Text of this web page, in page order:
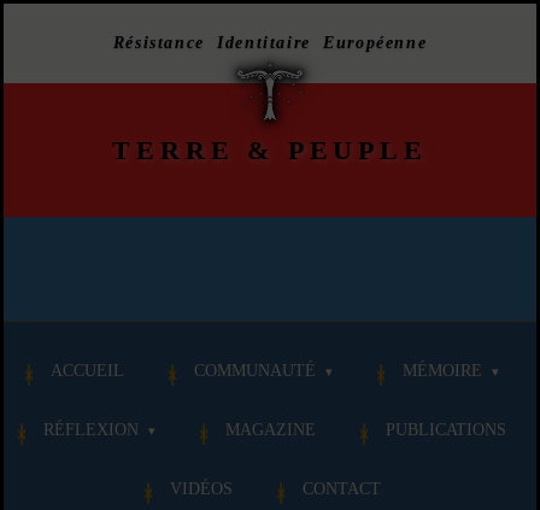
Résistance Identitaire Européenne
TERRE & PEUPLE
ACCUEIL COMMUNAUTÉ MÉMOIRE
RÉFLEXION MAGAZINE PUBLICATIONS
VIDÉOS CONTACT